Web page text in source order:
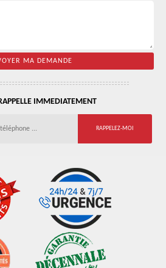
IMMEDIATEMENT